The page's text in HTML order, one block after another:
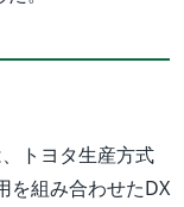
トヨタ生産方式
を組み合わせたDX